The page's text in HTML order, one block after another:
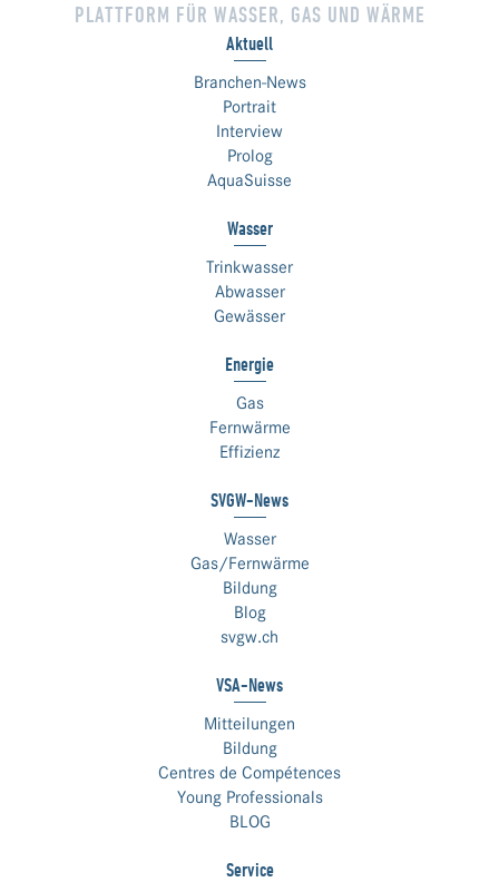
PLATTFORM FÜR WASSER, GAS UND WÄRME
Aktuell
Branchen-News
Portrait
Interview
Prolog
AquaSuisse
Wasser
Trinkwasser
Abwasser
Gewässer
Energie
Gas
Fernwärme
Effizienz
SVGW-News
Wasser
Gas/Fernwärme
Bildung
Blog
svgw.ch
VSA-News
Mitteilungen
Bildung
Centres de Compétences
Young Professionals
BLOG
Service